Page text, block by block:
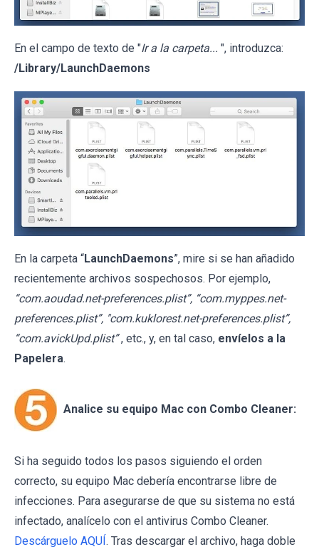
En el campo de texto de "Ir a la carpeta... ", introduzca:
/Library/LaunchDaemons
En la carpeta “LaunchDaemons”, mire si se han añadido
recientemente archivos sospechosos. Por ejemplo,
“com.aoudad.net-preferences.plist”, “com.myppes.net-
preferences.plist”, "com.kuklorest.net-preferences.plist”,
“com.avickUpd.plist” , etc., y, en tal caso, envíelos a la
Papelera.
Analice su equipo Mac con Combo Cleaner:
Si ha seguido todos los pasos siguiendo el orden
correcto, su equipo Mac debería encontrarse libre de
infecciones. Para asegurarse de que su sistema no está
infectado, analícelo con el antivirus Combo Cleaner.
Descárguelo AQUÍ. Tras descargar el archivo, haga doble